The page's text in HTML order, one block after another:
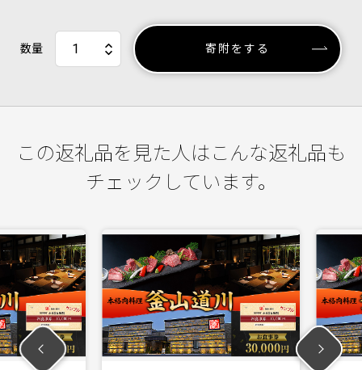
数量 寄附をする
この返礼品を見た人はこんな返礼品も
チェックしています。